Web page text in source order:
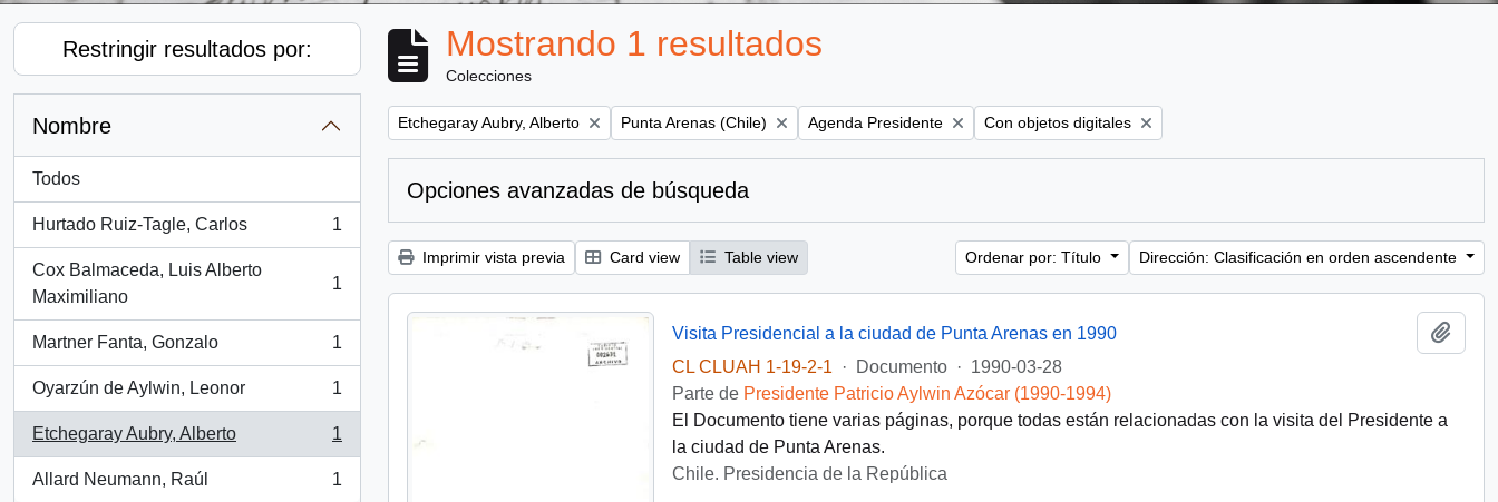
Restringir resultados por:
Nombre
Todos
Hurtado Ruiz-Tagle, Carlos
, 1 resultados
1
Cox Balmaceda, Luis Alberto
Maximiliano
, 1 resultados
1
Martner Fanta, Gonzalo
, 1 resultados
1
Oyarzún de Aylwin, Leonor
, 1 resultados
1
Etchegaray Aubry, Alberto
, 1 resultados
1
Allard Neumann, Raúl
, 1 resultados
1
Mostrando 1 resultados
Colecciones
Remove filter:
Etchegaray Aubry, Alberto Remove filter:
Punta Arenas (Chile) Remove filter:
Agenda Presidente Remove filter:
Con objetos digitales
Opciones avanzadas de búsqueda
Imprimir vista previa Card view Table view Ordenar por: Título Dirección: Clasificación en orden ascendente
Visita Presidencial a la ciudad de Punta Arenas en 1990
CL CLUAH 1-19-2-1
· Documento · 1990-03-28
Parte de Presidente Patricio Aylwin Azócar (1990-1994)
El Documento tiene varias páginas, porque todas están relacionadas con la visita del Presidente a
la ciudad de Punta Arenas.
Chile. Presidencia de la República